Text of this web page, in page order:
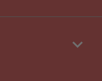
keyboard_arrow_down